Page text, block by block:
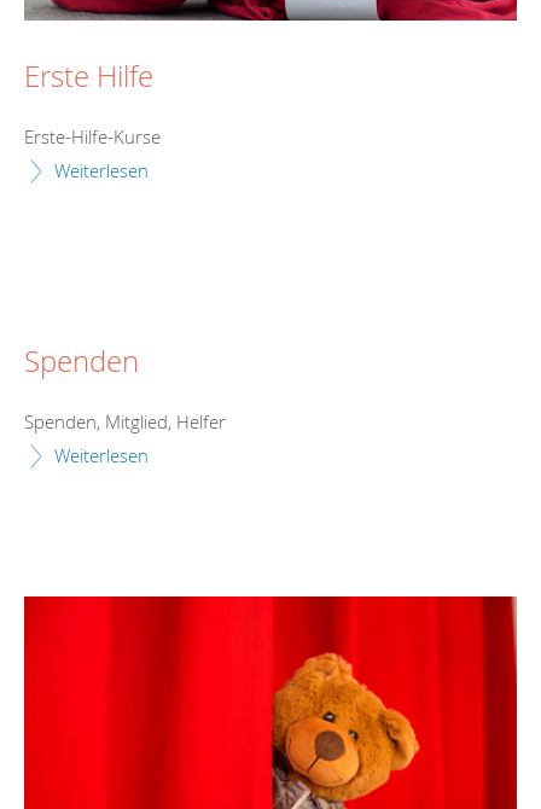
Erste Hilfe
Erste-Hilfe-Kurse
Weiterlesen
Spenden
Spenden, Mitglied, Helfer
Weiterlesen